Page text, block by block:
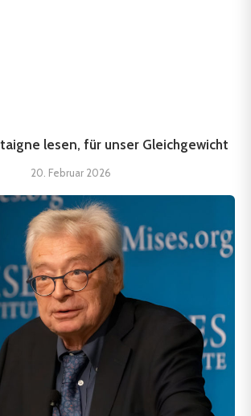
lesen, für unser Gleichgewicht
20. Februar 2026